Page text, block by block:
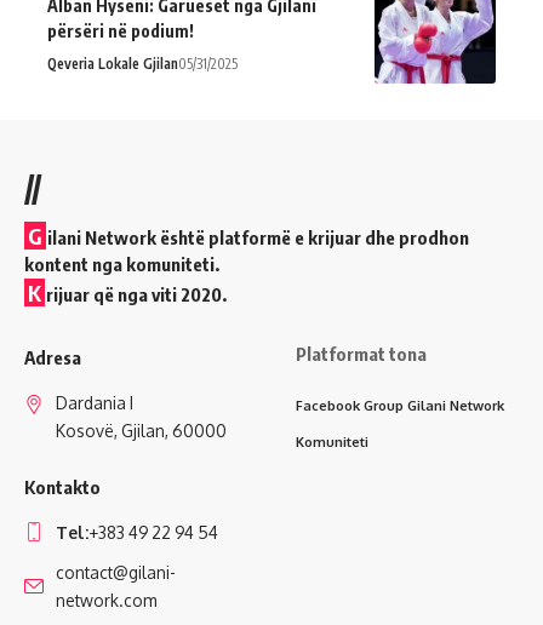
Alban Hyseni: Garueset nga Gjilani
përsëri në podium!
Qeveria Lokale Gjilan05/31/2025
//
G ilani Network është platformë e krijuar dhe prodhon
kontent nga komuniteti.
K rijuar që nga viti 2020.
Adresa
Dardania I
Kosovë, Gjilan, 60000
Kontakto
Tel:+383 49 22 94 54
contact@gilani-
network.com
Platformat tona
Facebook Group Gilani Network
Komuniteti